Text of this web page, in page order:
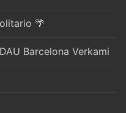
🌴
Barcelona Verkami